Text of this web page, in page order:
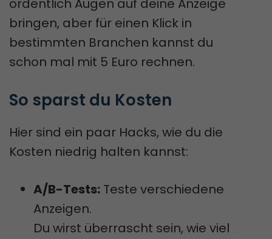
ordentlich Augen auf deine Anzeige
bringen, aber für einen Klick in
bestimmten Branchen kannst du
schon mal mit 5 Euro rechnen.
So sparst du Kosten
Hier sind ein paar Hacks, wie du die
Kosten niedrig halten kannst:
A/B-Tests: Teste verschiedene
Anzeigen.
Du wirst überrascht sein, wie viel